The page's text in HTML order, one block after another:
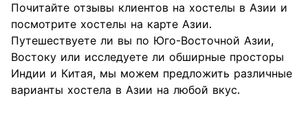
Почитайте отзывы клиентов на хостелы в Азии и
посмотрите хостелы на карте Азии.
Путешествуете ли вы по Юго-Восточной Азии,
Востоку или исследуете ли обширные просторы
Индии и Китая, мы можем предложить различные
варианты хостела в Азии на любой вкус.